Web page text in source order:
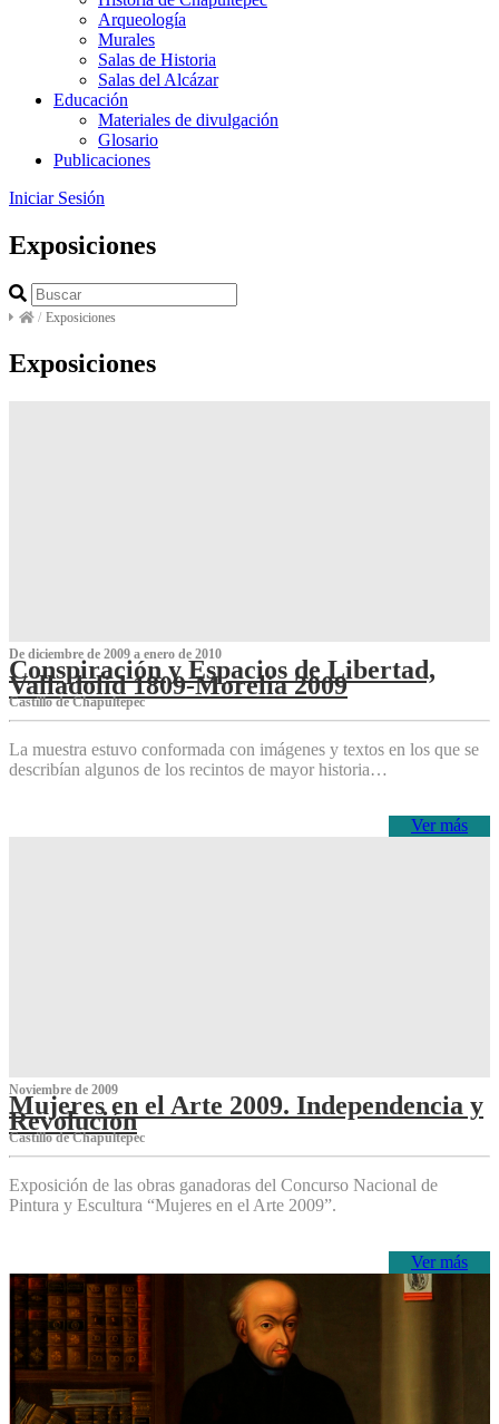
Arqueología
Murales
Salas de Historia
Salas del Alcázar
Educación
Materiales de divulgación
Glosario
Publicaciones
Iniciar Sesión
Exposiciones
/ Exposiciones
Exposiciones
De diciembre de 2009 a enero de 2010
Conspiración y Espacios de Libertad,
Valladolid 1809-Morelia 2009
Castillo de Chapultepec
La muestra estuvo conformada con imágenes y textos en los que se
describían algunos de los recintos de mayor historia…
Ver más
Noviembre de 2009
Mujeres en el Arte 2009. Independencia y
Revolución
Castillo de Chapultepec
Exposición de las obras ganadoras del Concurso Nacional de
Pintura y Escultura “Mujeres en el Arte 2009”.
Ver más